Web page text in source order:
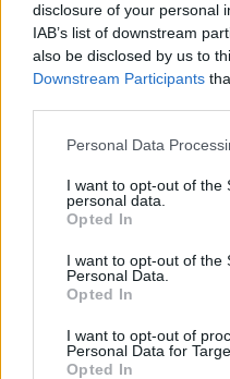
disclosure of your personal
IAB’s list of downstream
also be disclosed by us to
Downstream Participants
Personal Data
I want to opt-out of the
personal data.
Opted In
I want to opt-out of the
Personal Data.
Opted In
I want to opt-out of
Personal Data for
Opted In
- Da vi er kommet for
Thisted Camping,
valgt at sælge
Christiansen i et
Henrik Thusgaard
campingpladsen
familie.
- Vi er sikre på, at de
sted, skriver de
Aktuelt
Nordjyder kan
solformørkelse